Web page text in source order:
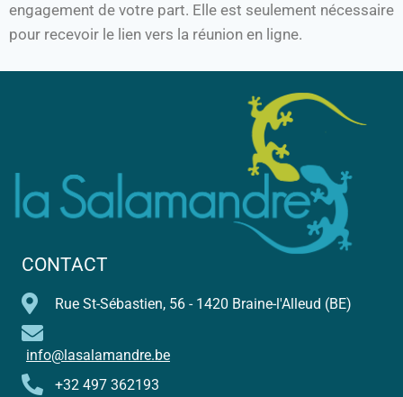
engagement de votre part. Elle est seulement nécessaire
pour recevoir le lien vers la réunion en ligne.
CONTACT
Rue St-Sébastien, 56 - 1420 Braine-l'Alleud (BE)
info@lasalamandre.be
+32 497 362193